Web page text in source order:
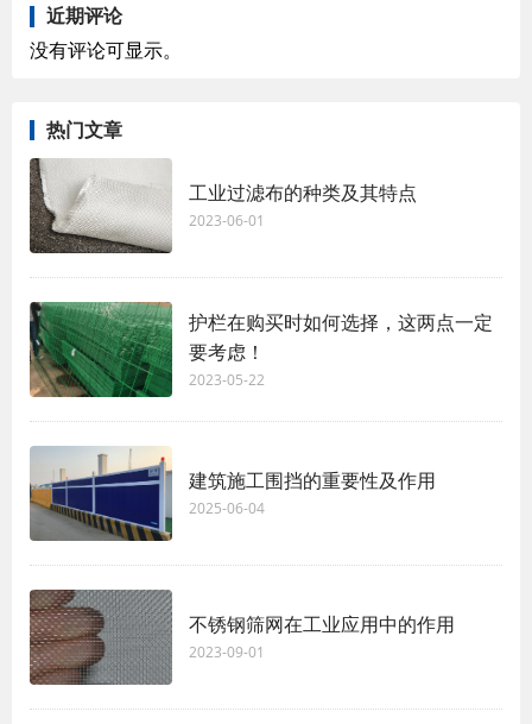
近期评论
没有评论可显示。
热门文章
工业过滤布的种类及其特点
2023-06-01
护栏在购买时如何选择，这两点一定
要考虑！
2023-05-22
建筑施工围挡的重要性及作用
2025-06-04
不锈钢筛网在工业应用中的作用
2023-09-01